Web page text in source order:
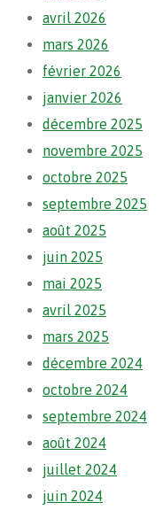
avril 2026
mars 2026
février 2026
janvier 2026
décembre 2025
novembre 2025
octobre 2025
septembre 2025
août 2025
juin 2025
mai 2025
avril 2025
mars 2025
décembre 2024
octobre 2024
septembre 2024
août 2024
juillet 2024
juin 2024